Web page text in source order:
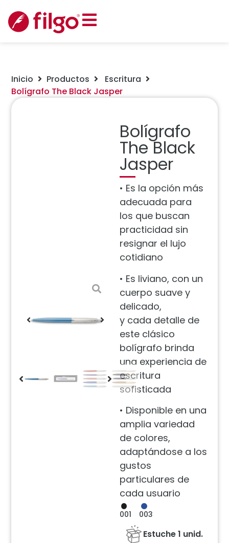
Inicio Productos
Escritura
Bolígrafo The Black Jasper
Bolígrafo
The Black
Jasper
• Es la opción más
adecuada para
los que buscan
practicidad sin
resignar el lujo
cotidiano
• Es liviano, con un
cuerpo suave y
delicado,
y cada detalle de
este clásico
bolígrafo brinda
una experiencia de
escritura
sofisticada
• Disponible en una
amplia variedad
de colores,
adaptándose a los
gustos
particulares de
cada usuario
001 003
Estuche 1 unid.